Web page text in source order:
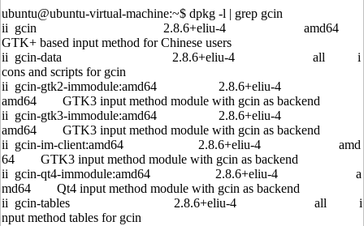
ubuntu@ubuntu-virtual-machine:~$ dpkg -l | grep gcin
ii gcin 2.8.6+eliu-4 amd64
GTK+ based input method for Chinese users
ii gcin-data 2.8.6+eliu-4 all i
cons and scripts for gcin
ii gcin-gtk2-immodule:amd64 2.8.6+eliu-4
amd64 GTK3 input method module with gcin as backend
ii gcin-gtk3-immodule:amd64 2.8.6+eliu-4
amd64 GTK3 input method module with gcin as backend
ii gcin-im-client:amd64 2.8.6+eliu-4 amd
64 GTK3 input method module with gcin as backend
ii gcin-qt4-immodule:amd64 2.8.6+eliu-4 a
md64 Qt4 input method module with gcin as backend
ii gcin-tables 2.8.6+eliu-4 all i
nput method tables for gcin